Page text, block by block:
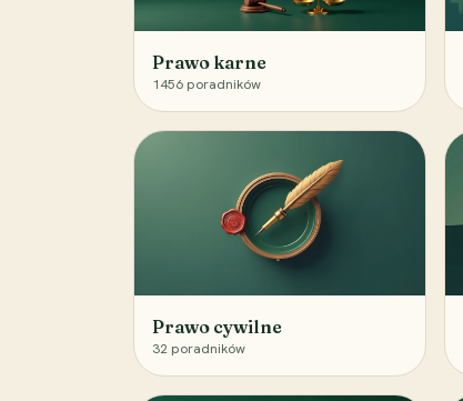
Prawo karne
1456 poradników
Prawo cywilne
32 poradników